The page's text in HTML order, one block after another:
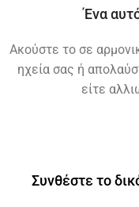
Ένα
Ακούστε το σε
ηχεία σας ή
είτε
Συνθέστε το